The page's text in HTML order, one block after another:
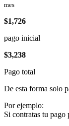
mes
$1,726
pago inicial
$3,238
Pago total
De esta forma solo
Por ejemplo:
Si contratas tu